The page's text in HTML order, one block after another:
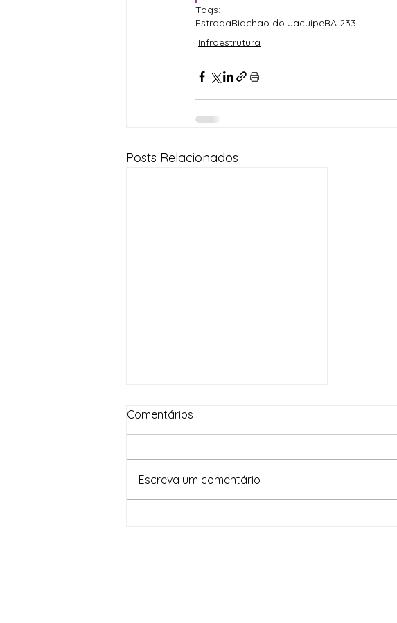
Tags:
EstradaRiachao do JacuipeBA 233
Infraestrutura
Posts Relacionados
Comentários
Escreva um comentário